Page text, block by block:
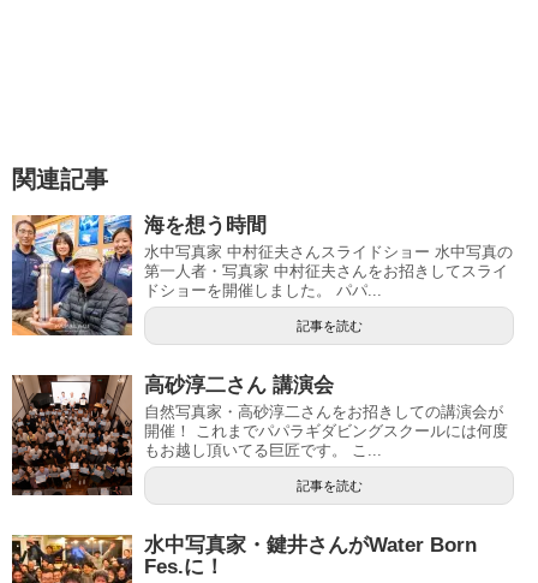
関連記事
海を想う時間
水中写真家 中村征夫さんスライドショー 水中写真の
第一人者・写真家 中村征夫さんをお招きしてスライ
ドショーを開催しました。 パパ...
記事を読む
高砂淳二さん 講演会
自然写真家・高砂淳二さんをお招きしての講演会が
開催！ これまでパパラギダビングスクールには何度
もお越し頂いてる巨匠です。 こ...
記事を読む
水中写真家・鍵井さんがWater Born
Fes.に！